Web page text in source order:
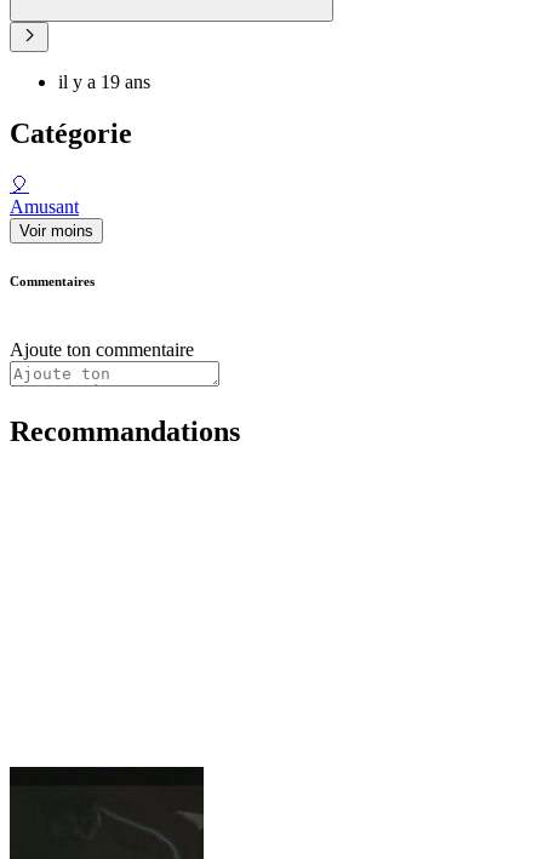
il y a 19 ans
Catégorie
🎈
Amusant
Voir moins
Commentaires
Ajoute ton commentaire
Recommandations